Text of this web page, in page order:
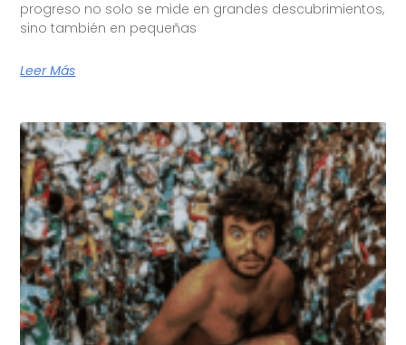
progreso no solo se mide en grandes descubrimientos,
sino también en pequeñas
Leer Más